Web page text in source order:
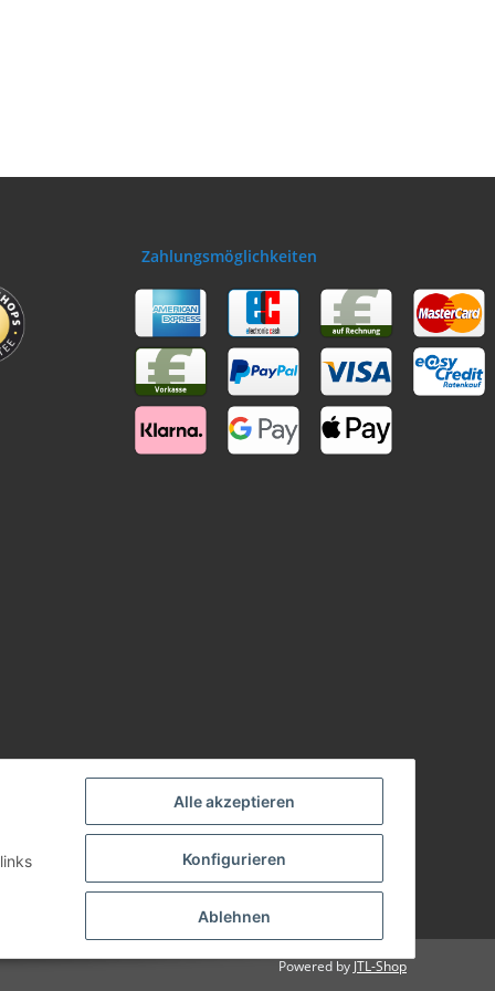
Alle akzeptieren
Konfigurieren
Ablehnen
Zahlungsmöglichkeiten
Powered by JTL-Shop